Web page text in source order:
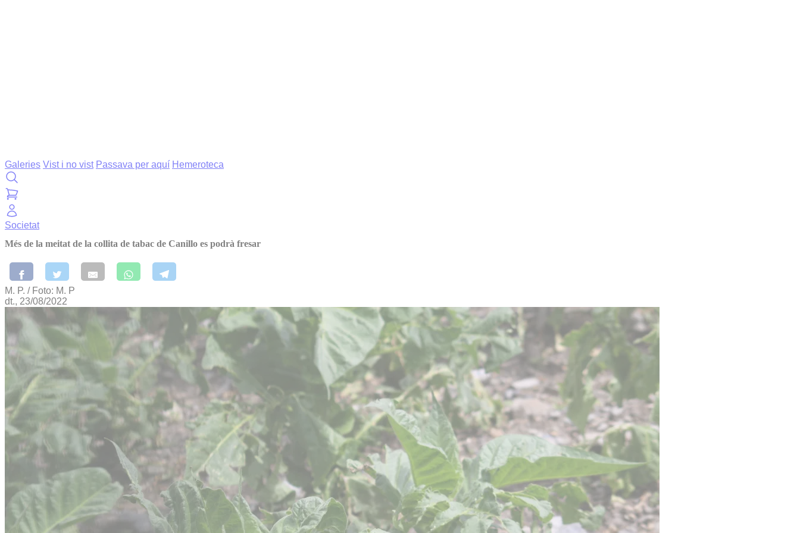
Galeries Vist i no vist Passava per aquí Hemeroteca
Societat
Més de la meitat de la collita de tabac de Canillo es podrà fresar
M. P. / Foto: M. P
dt., 23/08/2022